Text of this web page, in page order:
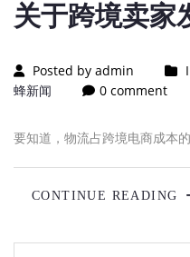
关于跨境卖家
Posted by admin
蜂新闻
0 comment
要知道，物流占跨境电商成本
CONTINUE READING